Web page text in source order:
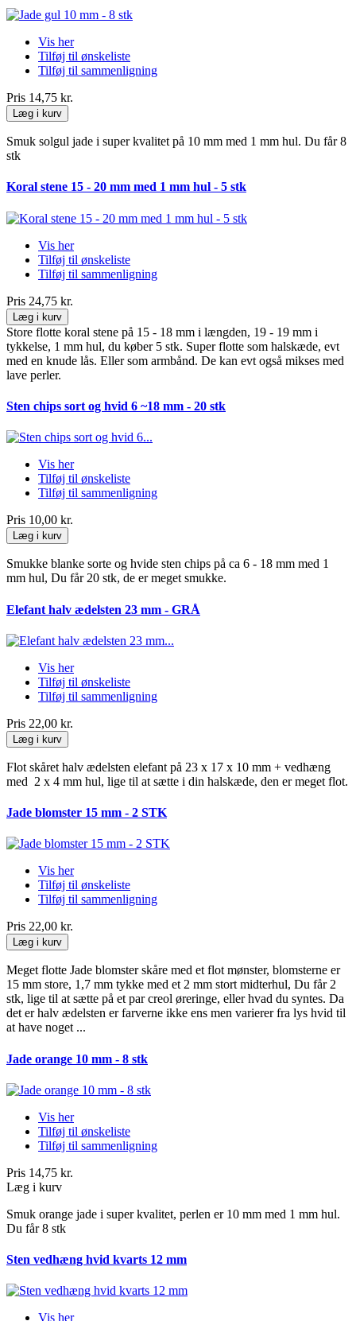
Vis her
Tilføj til ønskeliste
Tilføj til sammenligning
Pris 14,75 kr.
Læg i kurv
Smuk solgul jade i super kvalitet på 10 mm med 1 mm hul. Du får 8
stk
Koral stene 15 - 20 mm med 1 mm hul - 5 stk
Vis her
Tilføj til ønskeliste
Tilføj til sammenligning
Pris 24,75 kr.
Læg i kurv
Store flotte koral stene på 15 - 18 mm i længden, 19 - 19 mm i
tykkelse, 1 mm hul, du køber 5 stk. Super flotte som halskæde, evt
med en knude lås. Eller som armbånd. De kan evt også mikses med
lave perler.
Sten chips sort og hvid 6 ~18 mm - 20 stk
Vis her
Tilføj til ønskeliste
Tilføj til sammenligning
Pris 10,00 kr.
Læg i kurv
Smukke blanke sorte og hvide sten chips på ca 6 - 18 mm med 1
mm hul, Du får 20 stk, de er meget smukke.
Elefant halv ædelsten 23 mm - GRÅ
Vis her
Tilføj til ønskeliste
Tilføj til sammenligning
Pris 22,00 kr.
Læg i kurv
Flot skåret halv ædelsten elefant på 23 x 17 x 10 mm + vedhæng
med 2 x 4 mm hul, lige til at sætte i din halskæde, den er meget flot.
Jade blomster 15 mm - 2 STK
Vis her
Tilføj til ønskeliste
Tilføj til sammenligning
Pris 22,00 kr.
Læg i kurv
Meget flotte Jade blomster skåre med et flot mønster, blomsterne er
15 mm store, 1,7 mm tykke med et 2 mm stort midterhul, Du får 2
stk, lige til at sætte på et par creol øreringe, eller hvad du syntes. Da
det er halv ædelsten er farverne ikke ens men varierer fra lys hvid til
at have noget ...
Jade orange 10 mm - 8 stk
Vis her
Tilføj til ønskeliste
Tilføj til sammenligning
Pris 14,75 kr.
Læg i kurv
Smuk orange jade i super kvalitet, perlen er 10 mm med 1 mm hul.
Du får 8 stk
Sten vedhæng hvid kvarts 12 mm
Vis her